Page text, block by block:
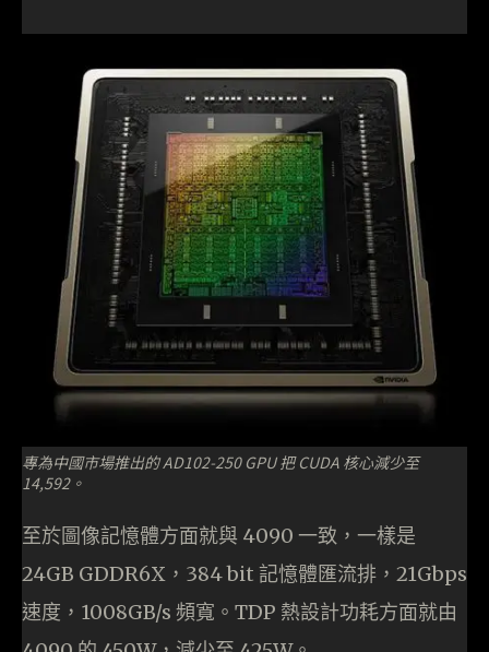
專為中國市場推出的 AD102-250 GPU 把 CUDA 核心減少至
14,592。
至於圖像記憶體方面就與 4090 一致，一樣是
24GB GDDR6X，384 bit 記憶體匯流排，21Gbps
速度，1008GB/s 頻寬。TDP 熱設計功耗方面就由